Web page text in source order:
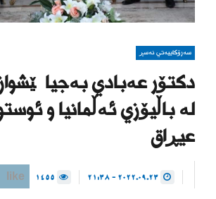
سەرۆکاییەتی نەسڕ
دکتۆر عەبادی بەجیا
لە باڵیۆزی ئەڵمانیا و
عیڕاق
like